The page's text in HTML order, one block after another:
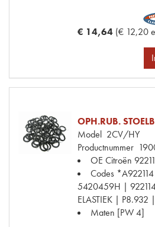
€ 14,64 (€ 12,20
OPH.RUB.
Model 2CV/HY
Productnummer
OE Citroën
Codes
5420459H |
ELASTIEK | P8.932 |
Maten [PW 4]